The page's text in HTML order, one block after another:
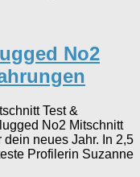
No2
Test &
No2 Mitschnitt
neues Jahr. In 2,5
Profilerin Suzanne